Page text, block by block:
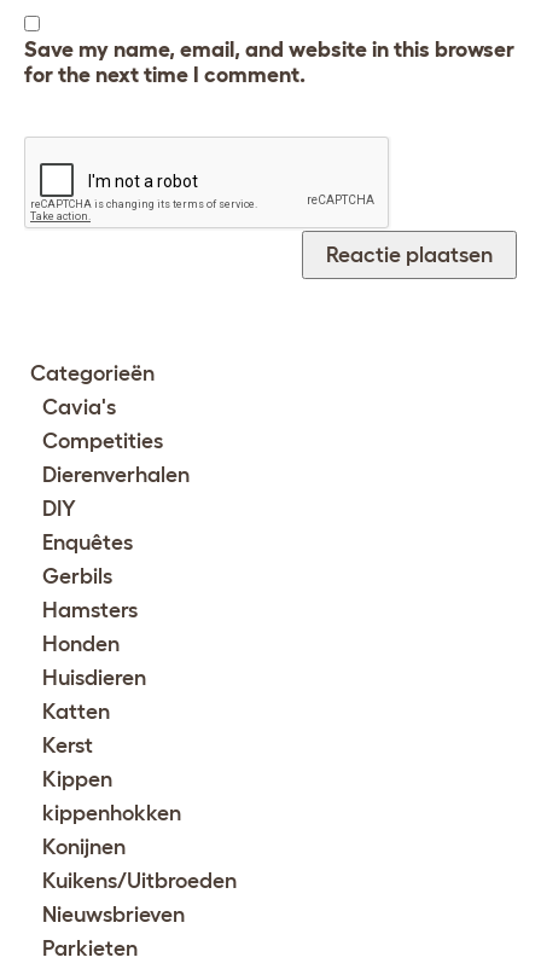
Save my name, email, and website in this browser
for the next time I comment.
Categorieën
Cavia's
Competities
Dierenverhalen
DIY
Enquêtes
Gerbils
Hamsters
Honden
Huisdieren
Katten
Kerst
Kippen
kippenhokken
Konijnen
Kuikens/Uitbroeden
Nieuwsbrieven
Parkieten